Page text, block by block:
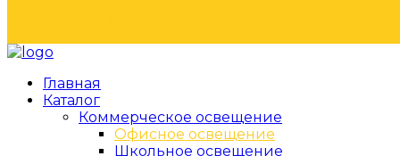
Главная
Каталог
Коммерческое освещение
Офисное освещение
Школьное освещение